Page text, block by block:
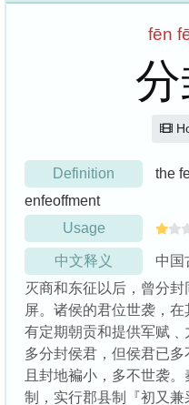
fēn
Definition
the
enfeoffment
Usage
中文释义
中国
灭商和东征以后，曾分
屏。诸侯的君位世袭，
有定期朝贡和提供军赋
多分封侯君，但侯君已
且封地褊小，多不世袭
制，实行郡县制『初又